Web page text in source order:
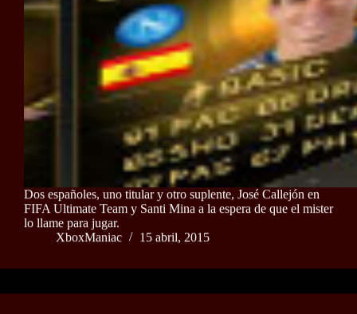
Dos españoles, uno titular y otro suplente, José Callejón en
FIFA Ultimate Team y Santi Mina a la espera de que el mister
lo llame para jugar.
XboxManiac
15 abril, 2015